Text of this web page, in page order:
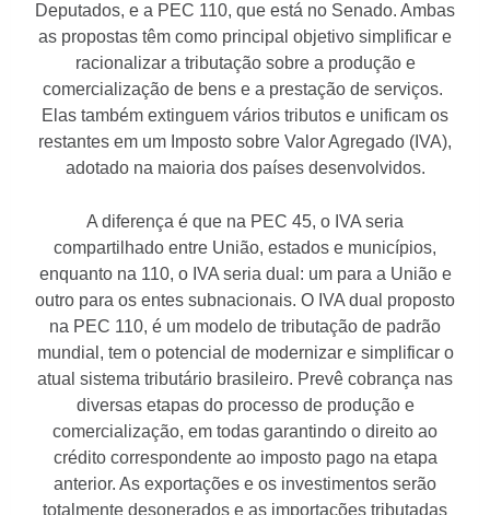
Deputados, e a PEC 110, que está no Senado. Ambas
as propostas têm como principal objetivo simplificar e
racionalizar a tributação sobre a produção e
comercialização de bens e a prestação de serviços.
Elas também extinguem vários tributos e unificam os
restantes em um Imposto sobre Valor Agregado (IVA),
adotado na maioria dos países desenvolvidos.
A diferença é que na PEC 45, o IVA seria
compartilhado entre União, estados e municípios,
enquanto na 110, o IVA seria dual: um para a União e
outro para os entes subnacionais. O IVA dual proposto
na PEC 110, é um modelo de tributação de padrão
mundial, tem o potencial de modernizar e simplificar o
atual sistema tributário brasileiro. Prevê cobrança nas
diversas etapas do processo de produção e
comercialização, em todas garantindo o direito ao
crédito correspondente ao imposto pago na etapa
anterior. As exportações e os investimentos serão
totalmente desonerados e as importações tributadas